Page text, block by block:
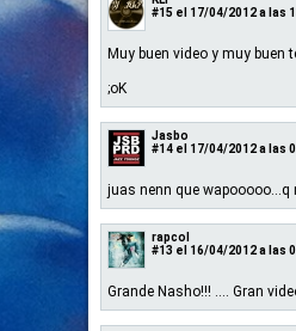
#15 el 17/04/2012 a las
Muy buen video y muy buen
;oK
Jasbo
#14 el 17/04/2012 a las
juas nenn que wapooooo...q
rapcol
#13 el 16/04/2012 a las
Grande Nasho!!! .... Gran